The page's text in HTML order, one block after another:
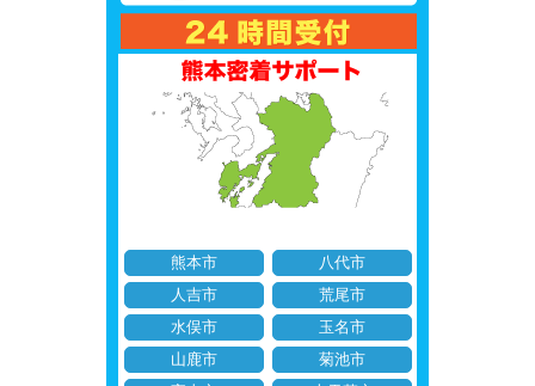
熊本市
八代市
人吉市
荒尾市
水俣市
玉名市
山鹿市
菊池市